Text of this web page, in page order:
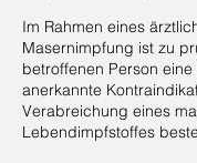
Im Rahmen eines
Masernimpfung ist zu
betroffenen Person
anerkannte
Verabreichung eines
Lebendimpfstoffes